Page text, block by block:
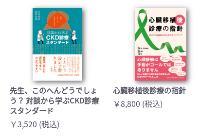
先生、このへんどうでしょ
う？ 対談から学ぶCKD診療
スタンダード
￥3,520 (税込)
心臓移植後診療の指針
￥8,800 (税込)